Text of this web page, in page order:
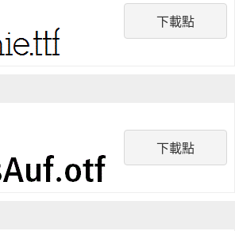
下載點
下載點